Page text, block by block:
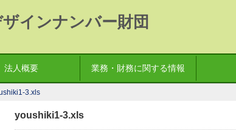
インナンバー財団
法人概要 業務・財務に関する情報
3.xls
youshiki1-3.xls